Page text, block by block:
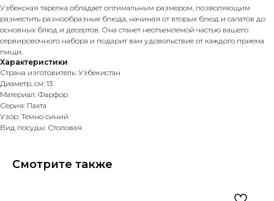
Узбекская тарелка обладает оптимальным размером, позволяющим
разместить разнообразные блюда, начиная от вторых блюд и салатов до
основных блюд и десертов. Она станет неотъемлемой частью вашего
сервировочного набора и подарит вам удовольствие от каждого приема
пищи.
Характеристики
Страна изготовитель: Узбекистан
Диаметр, см: 13
Материал: Фарфор
Серия: Пахта
Узор: Темно синий
Вид посуды: Столовая
Смотрите также